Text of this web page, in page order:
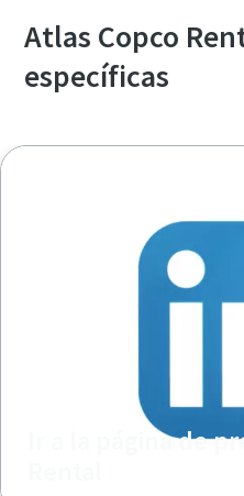
Atlas Copco
específicas
Ir a la página de